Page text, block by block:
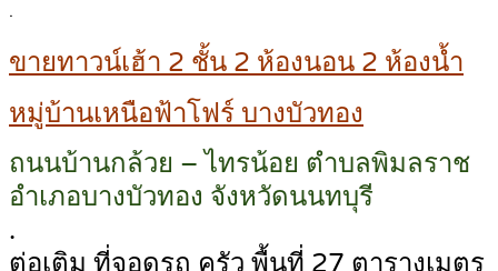
.
ขายทาวน์เฮ้า 2 ชั้น 2 ห้องนอน 2 ห้องน้ำ
หมู่บ้านเหนือฟ้าโฟร์ บางบัวทอง
ถนนบ้านกล้วย – ไทรน้อย ตำบลพิมลราช
อำเภอบางบัวทอง จังหวัดนนทบุรี
.
ต่อเติม ที่จอดรถ ครัว พื้นที่ 27 ตารางเมตร